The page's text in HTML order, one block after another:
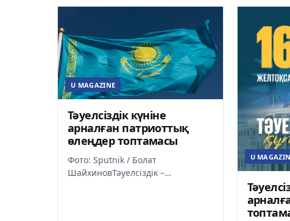
U MAGAZINE
Тәуелсіздік күніне
арналған патриоттық
өлеңдер топтамасы
Фото: Sputnik / Болат
ШайхиновТәуелсіздік –
U